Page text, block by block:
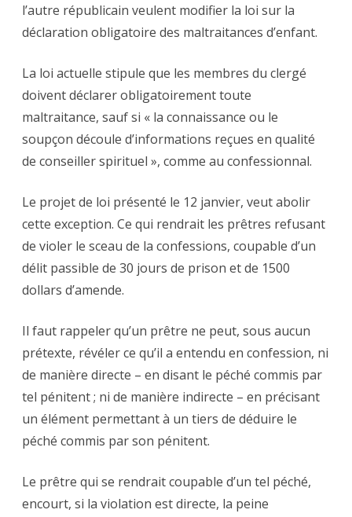
l’autre républicain veulent modifier la loi sur la
déclaration obligatoire des maltraitances d’enfant.
La loi actuelle stipule que les membres du clergé
doivent déclarer obligatoirement toute
maltraitance, sauf si « la connaissance ou le
soupçon découle d’informations reçues en qualité
de conseiller spirituel », comme au confessionnal.
Le projet de loi présenté le 12 janvier, veut abolir
cette exception. Ce qui rendrait les prêtres refusant
de violer le sceau de la confessions, coupable d’un
délit passible de 30 jours de prison et de 1500
dollars d’amende.
Il faut rappeler qu’un prêtre ne peut, sous aucun
prétexte, révéler ce qu’il a entendu en confession, ni
de manière directe – en disant le péché commis par
tel pénitent ; ni de manière indirecte – en précisant
un élément permettant à un tiers de déduire le
péché commis par son pénitent.
Le prêtre qui se rendrait coupable d’un tel péché,
encourt, si la violation est directe, la peine